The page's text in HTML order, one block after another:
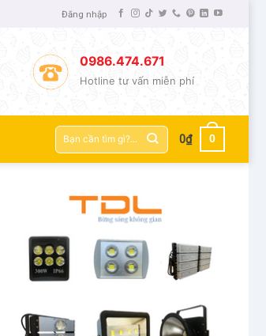
Đăng nhập
0986.474.671
Hotline tư vấn miễn phí
Tìm
kiếm:
0₫ 0